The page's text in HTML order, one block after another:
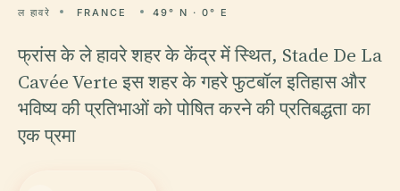
ल हावरे FRANCE 49° N · 0° E
फ्रांस के ले हावरे शहर के केंद्र में स्थित, Stade De La
Cavée Verte इस शहर के गहरे फुटबॉल इतिहास और
भविष्य की प्रतिभाओं को पोषित करने की प्रतिबद्धता का
एक प्रमा